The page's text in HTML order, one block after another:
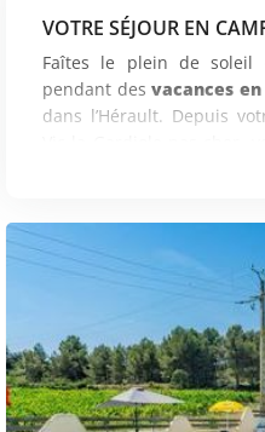
VOTRE SÉJOUR EN
Faîtes le plein de
pendant des vacances
dans l’Hérault. Depuis
cœur d’un
au fil de vos vacances en
dans cette station qui
garrigues, et des
massif
quant à lui des
Après une journée à la
nature, vous pourrez